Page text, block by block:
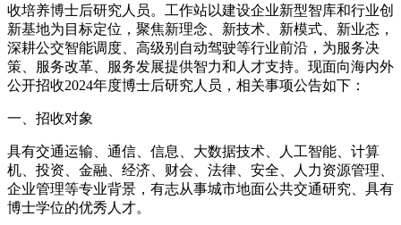
收培养博士后研究人员。工作站以建设企业新型智库和行业创
新基地为目标定位，聚焦新理念、新技术、新模式、新业态，
深耕公交智能调度、高级别自动驾驶等行业前沿，为服务决
策、服务改革、服务发展提供智力和人才支持。现面向海内外
公开招收2024年度博士后研究人员，相关事项公告如下：
一、招收对象
具有交通运输、通信、信息、大数据技术、人工智能、计算
机、投资、金融、经济、财会、法律、安全、人力资源管理、
企业管理等专业背景，有志从事城市地面公共交通研究、具有
博士学位的优秀人才。